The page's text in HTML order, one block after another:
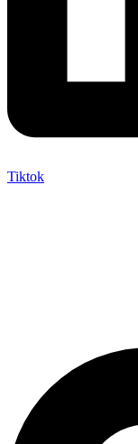
Tiktok